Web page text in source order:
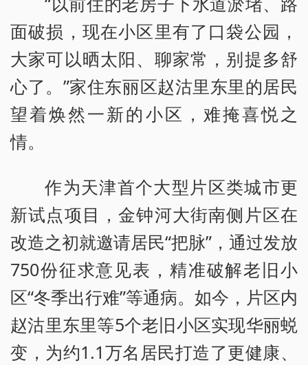
面破损，现在小区里有了口袋公园，
大家可以晒太阳、聊家常，别提多舒
心了。”家住东丽区赵沽里东里的居民
望着焕然一新的小区，难掩喜悦之
情。
作为天津首个大型片区类城市更
新试点项目，金钟河大街南侧片区在
改造之初就邀请居民“把脉”，通过发放
750份征求意见表，精准破解老旧小
区“冬季出行难”等通病。如今，片区内
赵沽里东里等5个老旧小区实现华丽蜕
变，为约1.1万名居民打造了更健康、